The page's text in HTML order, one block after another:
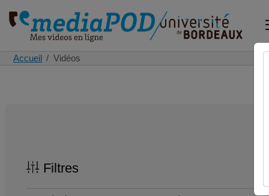
Accueil Vidéos
Filtres